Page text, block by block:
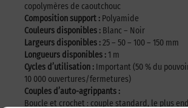
copolymères de caoutchouc
Composition support : Polyamide
Couleurs disponibles : Blanc – Noir
Largeurs disponibles :25 – 50 – 100 – 150 mm
Longueurs disponibles : 1 m
Cycles d’utilisation : Important (50 % du
10 000 ouvertures/fermetures)
Couples d’auto-agrippants :
Boucle et crochet : couple standard, le plus